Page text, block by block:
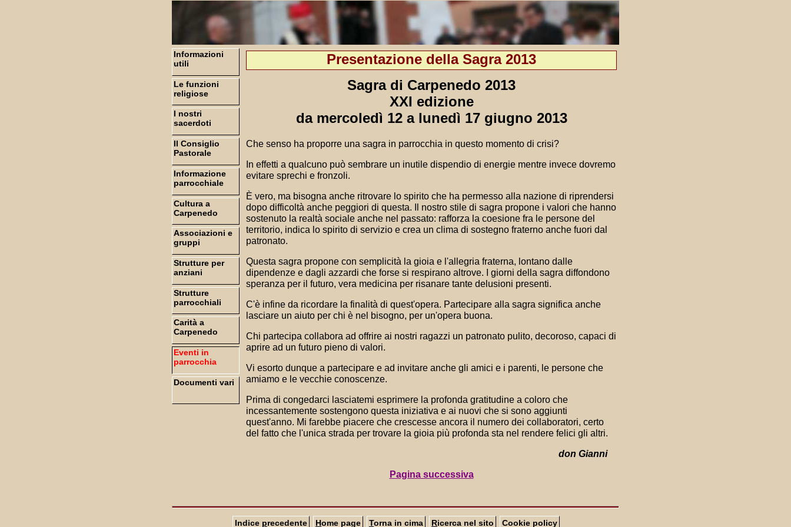
Presentazione della Sagra 2013
Sagra di Carpenedo 2013
XXI edizione
da mercoledì 12 a lunedì 17 giugno 2013
Che senso ha proporre una sagra in parrocchia in questo momento di crisi?
In effetti a qualcuno può sembrare un inutile dispendio di energie mentre invece dovremo
evitare sprechi e fronzoli.
È vero, ma bisogna anche ritrovare lo spirito che ha permesso alla nazione di riprendersi
dopo difficoltà anche peggiori di questa. Il nostro stile di sagra propone i valori che hanno
sostenuto la realtà sociale anche nel passato: rafforza la coesione fra le persone del
territorio, indica lo spirito di servizio e crea un clima di sostegno fraterno anche fuori dal
patronato.
Questa sagra propone con semplicità la gioia e l'allegria fraterna, lontano dalle
dipendenze e dagli azzardi che forse si respirano altrove. I giorni della sagra diffondono
speranza per il futuro, vera medicina per risanare tante delusioni presenti.
C'è infine da ricordare la finalità di quest'opera. Partecipare alla sagra significa anche
lasciare un aiuto per chi è nel bisogno, per un'opera buona.
Chi partecipa collabora ad offrire ai nostri ragazzi un patronato pulito, decoroso, capaci di
aprire ad un futuro pieno di valori.
Vi esorto dunque a partecipare e ad invitare anche gli amici e i parenti, le persone che
amiamo e le vecchie conoscenze.
Prima di congedarci lasciatemi esprimere la profonda gratitudine a coloro che
incessantemente sostengono questa iniziativa e ai nuovi che si sono aggiunti
quest'anno. Mi farebbe piacere che crescesse ancora il numero dei collaboratori, certo
del fatto che l'unica strada per trovare la gioia più profonda sta nel rendere felici gli altri.
don Gianni
Pagina successiva
Informazioni
utili
Le funzioni
religiose
I nostri
sacerdoti
Il Consiglio
Pastorale
Informazione
parrocchiale
Cultura a
Carpenedo
Associazioni e
gruppi
Strutture per
anziani
Strutture
parrocchiali
Carità a
Carpenedo
Eventi in
parrocchia
Documenti vari
Indice precedente Home page Torna in cima Ricerca nel sito Cookie policy